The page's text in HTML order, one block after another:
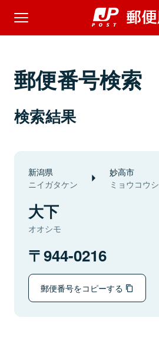
郵便番号検索
検索結果
新潟県
ニイガタケン
妙高市
ミョウコウシ
大下
オオシモ
944-0216
郵便番号をコピーする